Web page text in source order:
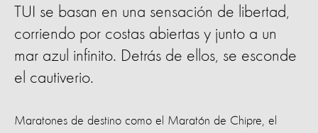
TUI se basan en una sensación de libertad,
corriendo por costas abiertas y junto a un
mar azul infinito. Detrás de ellos, se esconde
el cautiverio.
Maratones de destino como el Maratón de Chipre, el